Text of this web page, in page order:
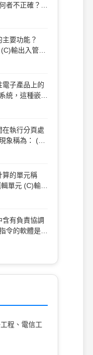
者不正確？
消耗較多的電能"
要功能？
子產品上的
統，這種嵌入
記憶體中？
執行分頁處
稱為： (A)
多工
象（Thrashing）"
算的單元稱
有負責協調
令的軟體是：
程、電信工